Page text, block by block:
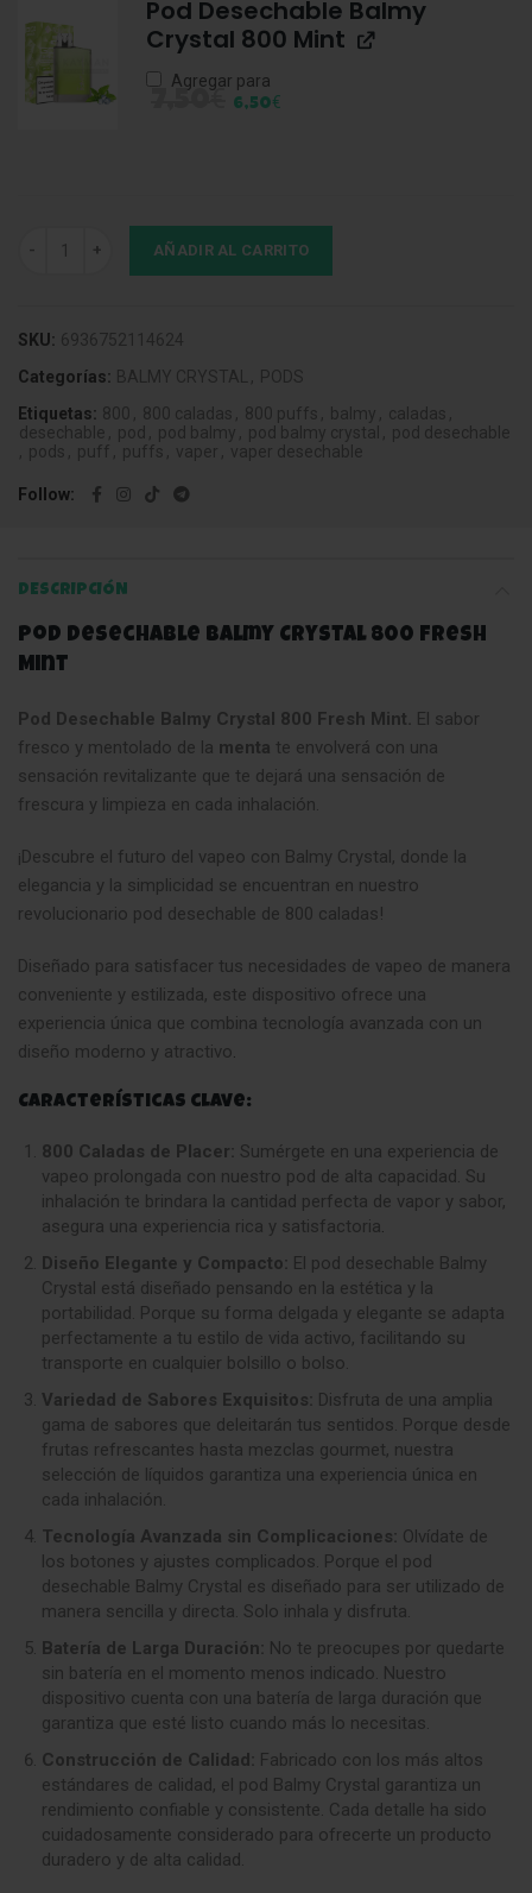
Pod Desechable Balmy
Crystal 800 Mint
Agregar para
€ 6,50€
Pod Desechable Balmy Crystal 800 Fresh Mint cantidad
AÑADIR AL CARRITO
SKU: 6936752114624
Categorías: BALMY CRYSTAL , PODS
Etiquetas: 800 , 800 caladas , 800 puffs , balmy , caladas ,
desechable , pod , pod balmy , pod balmy crystal , pod desechable
, pods , puff , puffs , vaper , vaper desechable
Follow
DESCRIPCIÓN
Pod Desechable Balmy Crystal 800 Fresh
Mint
Pod Desechable Balmy Crystal 800 Fresh Mint.
El sabor
fresco y mentolado de la menta te envolverá con una
sensación revitalizante que te dejará una sensación de
frescura y limpieza en cada inhalación.
¡Descubre el futuro del vapeo con Balmy Crystal, donde la
elegancia y la simplicidad se encuentran en nuestro
revolucionario pod desechable de 800 caladas!
Diseñado para satisfacer tus necesidades de vapeo de manera
conveniente y estilizada, este dispositivo ofrece una
experiencia única que combina tecnología avanzada con un
diseño moderno y atractivo.
Características clave:
800 Caladas de Placer: Sumérgete en una experiencia de
vapeo prolongada con nuestro pod de alta capacidad. Su
inhalación te brindara la cantidad perfecta de vapor y sabor,
asegura una experiencia rica y satisfactoria.
Diseño Elegante y Compacto:
El pod desechable Balmy
Crystal está diseñado pensando en la estética y la
portabilidad. Porque su forma delgada y elegante se adapta
perfectamente a tu estilo de vida activo, facilitando su
transporte en cualquier bolsillo o bolso.
Variedad de Sabores Exquisitos:
Disfruta de una amplia
gama de sabores que deleitarán tus sentidos. Porque desde
frutas refrescantes hasta mezclas gourmet, nuestra
selección de líquidos garantiza una experiencia única en
cada inhalación.
Tecnología Avanzada sin Complicaciones: Olvídate de
los botones y ajustes complicados. Porque el pod
desechable Balmy Crystal es diseñado para ser utilizado de
manera sencilla y directa. Solo inhala y disfruta.
Batería de Larga Duración:
No te preocupes por quedarte
sin batería en el momento menos indicado. Nuestro
dispositivo cuenta con una batería de larga duración que
garantiza que esté listo cuando más lo necesitas.
Construcción de Calidad:
Fabricado con los más altos
estándares de calidad, el pod Balmy Crystal garantiza un
rendimiento confiable y consistente. Cada detalle ha sido
cuidadosamente considerado para ofrecerte un producto
duradero y de alta calidad.